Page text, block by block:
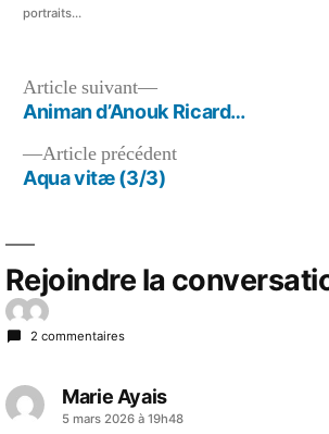
dans
portraits...
Navigation
de
l’article
Article précédentArticle
Aqua vitæ (3/3)
Article suivant
Article
suivant :
Animan d’Anouk Ricard…
Rejoindre la
2 commentaires
Marie Ayais
a
5 mars 2026 à 19h48